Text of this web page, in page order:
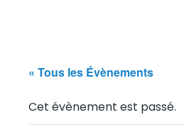
« Tous les Évènements
Cet évènement est passé.